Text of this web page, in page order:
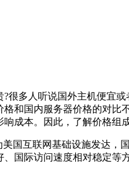
多人听说国外主机便宜
和国内服务器价格的对
成本。因此，了解价格组
互联网基础设施发达，
国际访问速度相对稳定